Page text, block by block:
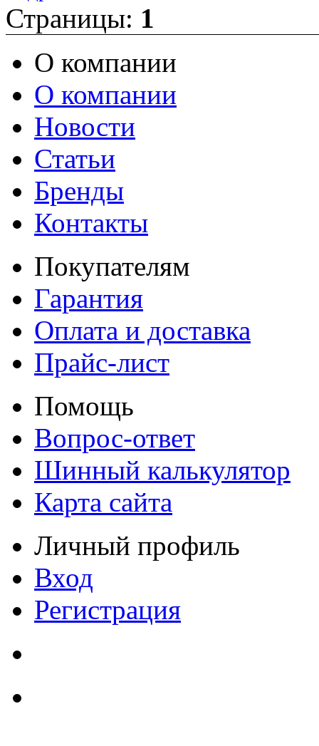
Страницы: 1
О компании
О компании
Новости
Статьи
Бренды
Контакты
Покупателям
Гарантия
Оплата и доставка
Прайс-лист
Помощь
Вопрос-ответ
Шинный калькулятор
Карта сайта
Личный профиль
Вход
Регистрация